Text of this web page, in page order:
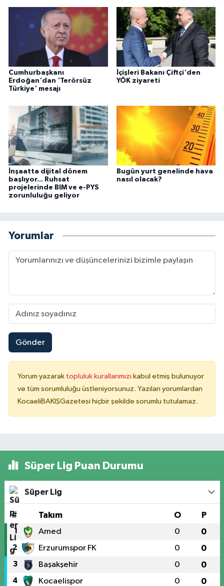
Cumhurbaşkanı
Erdoğan'dan 'Terörsüz
Türkiye' mesajı
İçişleri Bakanı Çiftçi'den
YÖK ziyareti
İnşaatta dijital dönem
başlıyor... Ruhsat
projelerinde BIM ve e-PYS
zorunluluğu geliyor
Bugün yurt genelinde hava
nasıl olacak?
Yorumlar
Gönder
Yorum yazarak topluluk kurallarımızı kabul etmiş bulunuyor
ve tüm sorumluluğu üstleniyorsunuz. Yazılan yorumlardan
KocaeliBAKIŞGazetesi hiçbir şekilde sorumlu tutulamaz.
Süper Lig Puan Durumu
Süper Lig
# Takım O P
1 Amed 0 0
2 Erzurumspor FK 0 0
3 Başakşehir 0 0
4 Kocaelispor 0 0